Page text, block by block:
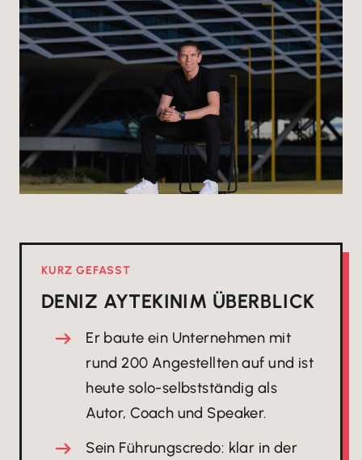
KURZ GEFASST
DENIZ AYTEKINIM ÜBERBLICK
Er baute ein Unternehmen mit
rund 200 Angestellten auf und ist
heute solo-selbstständig als
Autor, Coach und Speaker.
Sein Führungscredo: klar in der